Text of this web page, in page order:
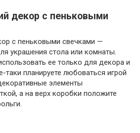
декор с пеньковыми
с пеньковыми свечками —
украшения стола или комнаты.
ее только для декора и
таки планируете любоваться игрой
элементы
а на верх коробки положите